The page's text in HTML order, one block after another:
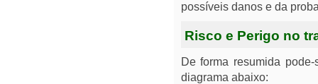
possíveis danos e da
Risco e Perigo no
De forma resumida
diagrama abaixo: